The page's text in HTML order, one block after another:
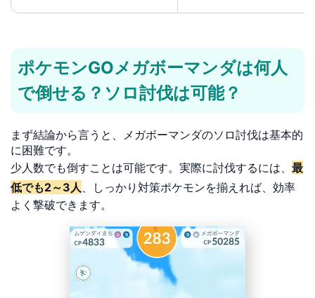
ポケモンGOメガボーマンダは何人
で倒せる？ソロ討伐は可能？
まず結論から言うと、メガボーマンダのソロ討伐は基本的
に困難です。
少人数でも倒すことは可能です。実際に討伐するには、 最
低でも2～3人、しっかり対策ポケモンを揃えれば、効率
よく撃破できます。